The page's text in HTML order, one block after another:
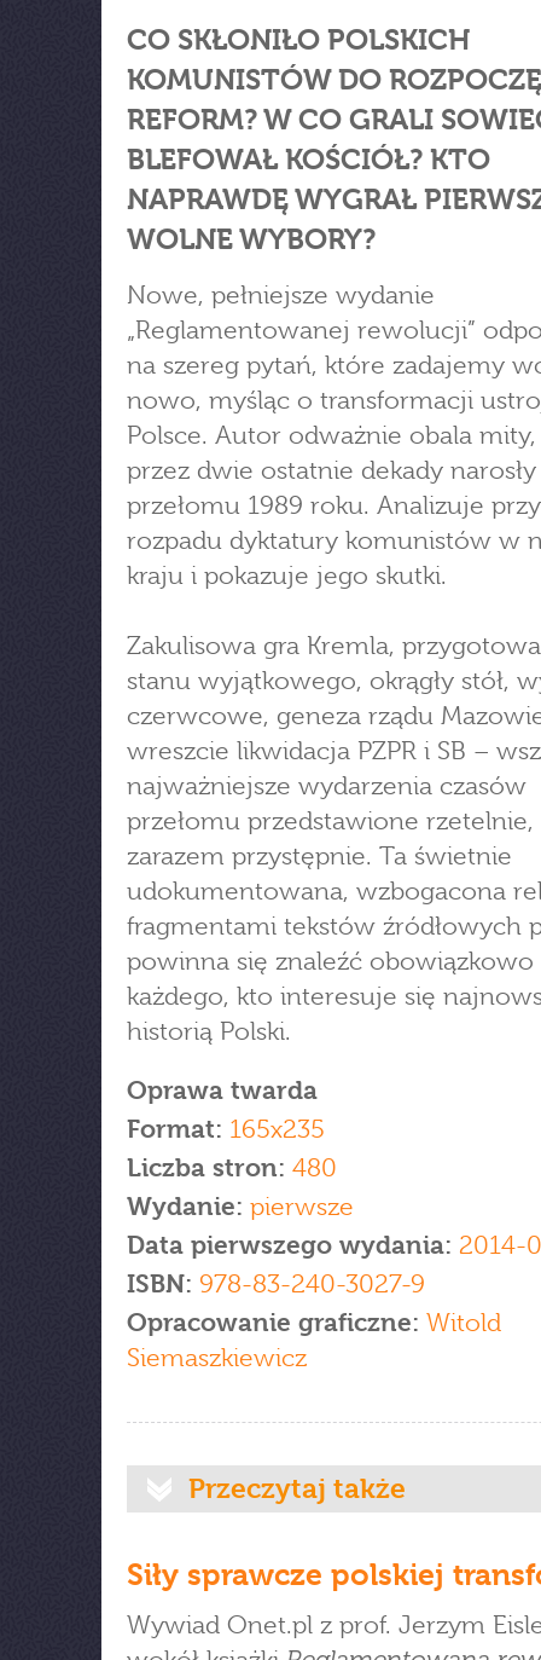
CO SKŁONIŁO POLSKICH
KOMUNISTÓW DO
REFORM? W CO GRALI
BLEFOWAŁ KOŚCIÓŁ? KTO
NAPRAWDĘ WYGRAŁ
WOLNE WYBORY?
Nowe, pełniejsze wydanie
„Reglamentowanej rewolucji”
na szereg pytań, które zadajemy
nowo, myśląc o transformacji
Polsce. Autor odważnie obala
przez dwie ostatnie dekady
przełomu 1989 roku. Analizuje
rozpadu dyktatury komunistów w
kraju i pokazuje jego skutki.
Zakulisowa gra Kremla,
stanu wyjątkowego, okrągły stół,
czerwcowe, geneza rządu
wreszcie likwidacja PZPR i SB –
najważniejsze wydarzenia czasów
przełomu przedstawione rzetelnie,
zarazem przystępnie. Ta świetnie
udokumentowana, wzbogacona
fragmentami tekstów źródłowych
powinna się znaleźć obowiązkowo
każdego, kto interesuje się
historią Polski.
Oprawa twarda
Format: 165x235
Liczba stron: 480
Wydanie: pierwsze
Data pierwszego wydania: 2014-
ISBN: 978-83-240-3027-9
Opracowanie graficzne: Witold
Siemaszkiewicz
Przeczytaj także
Siły sprawcze polskiej
Wywiad Onet.pl z prof. Jerzym